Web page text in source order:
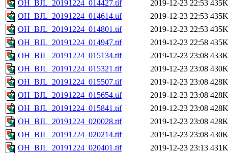
OH_BJL_20191224_014427.tif 2019-12-23 22:53 435K
OH_BJL_20191224_014614.tif
2019-12-23 22:53 435K
OH_BJL_20191224_014801.tif
2019-12-23 22:53 435K
OH_BJL_20191224_014947.tif
2019-12-23 22:58 435K
OH_BJL_20191224_015134.tif
2019-12-23 23:08 433K
OH_BJL_20191224_015321.tif
2019-12-23 23:08 430K
OH_BJL_20191224_015507.tif
2019-12-23 23:08 428K
OH_BJL_20191224_015654.tif
2019-12-23 23:08 428K
OH_BJL_20191224_015841.tif
2019-12-23 23:08 428K
OH_BJL_20191224_020028.tif
2019-12-23 23:08 428K
OH_BJL_20191224_020214.tif
2019-12-23 23:08 430K
OH_BJL_20191224_020401.tif
2019-12-23 23:13 431K